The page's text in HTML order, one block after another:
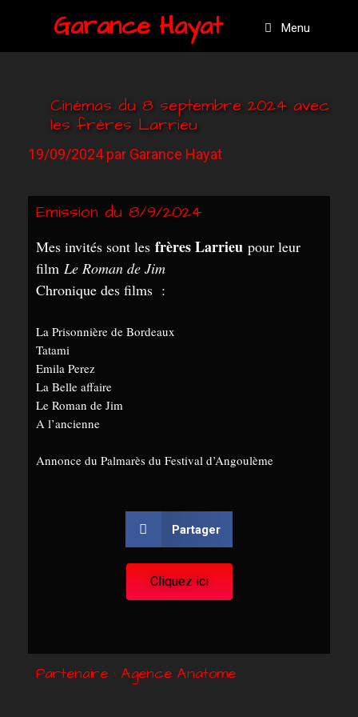
Garance Hayat Menu
Cinémas du 8 septembre 2024 avec
les frères Larrieu
19/09/2024 par Garance Hayat
Emission du 8/9/2024
Mes invités sont les frères Larrieu pour leur
film Le Roman de Jim
Chronique des films :
La Prisonnière de Bordeaux
Tatami
Emila Perez
La Belle affaire
Le Roman de Jim
A l’ancienne
Annonce du Palmarès du Festival d’Angoulème
Partager
Cliquez ici
Partenaire : Agence Anatome